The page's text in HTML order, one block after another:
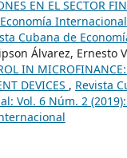
EN EL SECTOR
Cubana de
Álvarez, Ernesto
IN
DEVICES , Revista
Vol. 6 Núm. 2